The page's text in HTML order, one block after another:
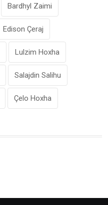
Bardhyl Zaimi
Edison Çeraj
Lulzim Hoxha
Salajdin Salihu
Çelo Hoxha